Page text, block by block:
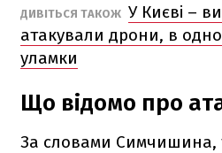
ДИВІТЬСЯ ТАКОЖ У Києві –
атакували дрони, в
уламки
Що відомо про
За словами Симчишина,